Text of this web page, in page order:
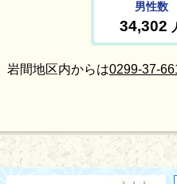
、岩間地区内からは0299-37-